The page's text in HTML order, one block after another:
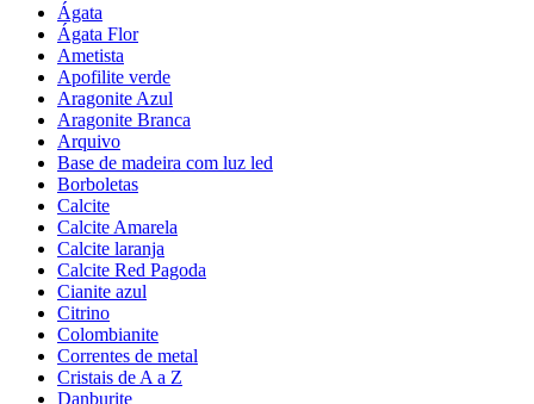
Ágata
Ágata Flor
Ametista
Apofilite verde
Aragonite Azul
Aragonite Branca
Arquivo
Base de madeira com luz led
Borboletas
Calcite
Calcite Amarela
Calcite laranja
Calcite Red Pagoda
Cianite azul
Citrino
Colombianite
Correntes de metal
Cristais de A a Z
Danburite